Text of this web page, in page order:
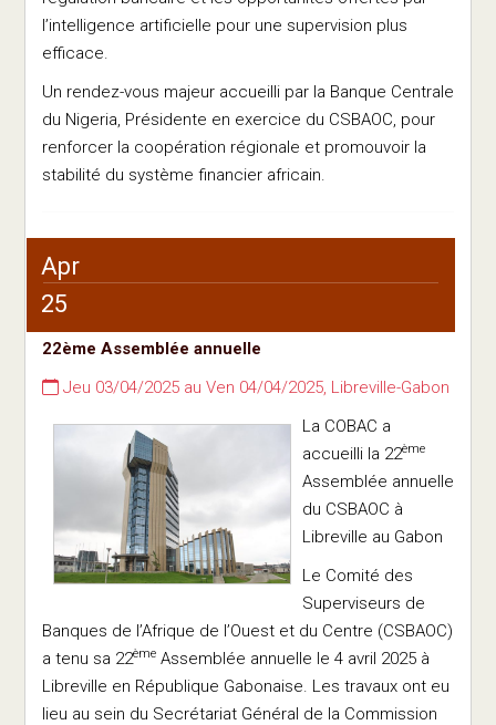
l’intelligence artificielle pour une supervision plus
efficace.
Un rendez-vous majeur accueilli par la Banque Centrale
du Nigeria, Présidente en exercice du CSBAOC, pour
renforcer la coopération régionale et promouvoir la
stabilité du système financier africain.
Apr
25
22ème Assemblée annuelle
Jeu 03/04/2025 au Ven 04/04/2025, Libreville-Gabon
La COBAC a
accueilli la 22ème
Assemblée annuelle
du CSBAOC à
Libreville au Gabon
Le Comité des
Superviseurs de
Banques de l’Afrique de l’Ouest et du Centre (CSBAOC)
a tenu sa 22ème Assemblée annuelle le 4 avril 2025 à
Libreville en République Gabonaise. Les travaux ont eu
lieu au sein du Secrétariat Général de la Commission